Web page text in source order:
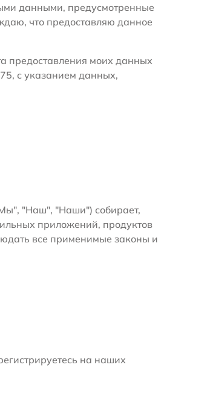
данными, предусмотренные
что предоставляю данное
предоставления моих данных
с указанием данных,
"Наш", "Наши") собирает,
приложений, продуктов
все применимые законы и
на наших